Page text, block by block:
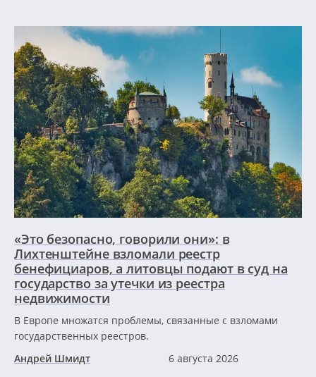
«Это безопасно, говорили они»: в
Лихтенштейне взломали реестр
бенефициаров, а литовцы подают в суд на
государство за утечки из реестра
недвижимости
В Европе множатся проблемы, связанные с взломами
государственных реестров.
Андрей Шмидт
6 августа 2026